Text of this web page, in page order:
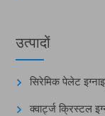
उत्पादों
सिरेमिक पेलेट
क्वार्ट्ज क्रिस्टल